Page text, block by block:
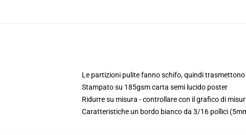
Le partizioni pulite fanno schifo, quindi
Stampato su 185gsm carta semi lucido poster
Ridurre su misura - controllare con il grafico di
Caratteristiche un bordo bianco da 3/16 pollici